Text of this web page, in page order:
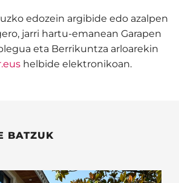
edozein argibide edo azalpen
jarri hartu-emanean Garapen
eta Berrikuntza arloarekin
helbide elektronikoan.
BATZUK